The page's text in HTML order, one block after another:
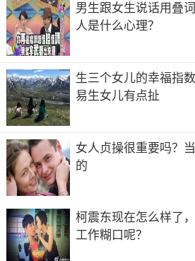
男生跟女生说话用叠
人是什么心理？
生三个女儿的幸福指
易生女儿有点扯
女人贞操很重要吗？
的
柯震东现在怎么样了
工作糊口呢？